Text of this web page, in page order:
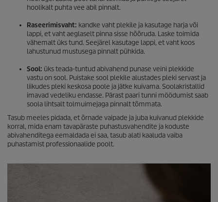
hoolikalt puhta vee abil pinnalt.
Raseerimisvaht: kandke vaht plekile ja kasutage harja või
lappi, et vaht aeglaselt pinna sisse hõõruda. Laske toimida
vähemalt üks tund. Seejärel kasutage lappi, et vaht koos
lahustunud mustusega pinnalt pühkida.
Sool: üks teada-tuntud abivahend punase veini plekkide
vastu on sool. Puistake sool plekile alustades pleki servast ja
liikudes pleki keskosa poole ja jätke kuivama. Soolakristallid
imavad vedeliku endasse. Pärast paari tunni möödumist saab
soola lihtsalt tolmuimejaga pinnalt tõmmata.
Tasub meeles pidada, et õrnade vaipade ja juba kuivanud plekkide
korral, mida enam tavapäraste puhastusvahendite ja koduste
abivahenditega eemaldada ei saa, tasub alati kaaluda vaiba
puhastamist professionaalide poolt.